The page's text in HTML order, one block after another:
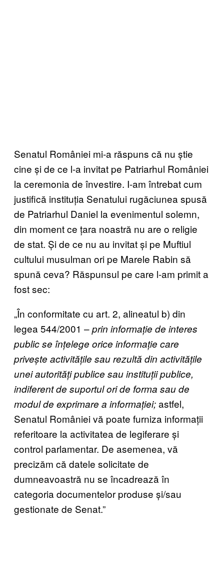
Senatul României mi-a răspuns că nu știe
cine și de ce l-a invitat pe Patriarhul României
la ceremonia de învestire. I-am întrebat cum
justifică instituția Senatului rugăciunea spusă
de Patriarhul Daniel la evenimentul solemn,
din moment ce țara noastră nu are o religie
de stat. Și de ce nu au invitat și pe Muftiul
cultului musulman ori pe Marele Rabin să
spună ceva? Răspunsul pe care l-am primit a
fost sec:
„În conformitate cu art. 2, alineatul b) din
legea 544/2001 –prin informație de interes
public se înțelege orice informație care
privește activitățile sau rezultă din activitățile
unei autorități publice sau instituții publice,
indiferent de suportul ori de forma sau de
modul de exprimare a informației;astfel,
Senatul României vă poate furniza informații
referitoare la activitatea de legiferare și
control parlamentar. De asemenea, vă
precizăm că datele solicitate de
dumneavoastră nu se încadrează în
categoria documentelor produse și/sau
gestionate de Senat.”